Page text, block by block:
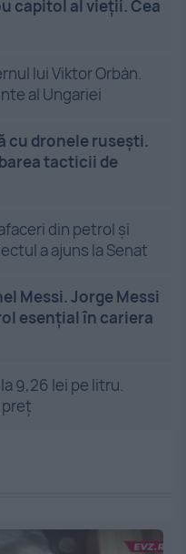
capitol al vieții. Cea
lui Viktor Orbán.
al Ungariei
cu dronele rusești.
tacticii de
din petrol și
a ajuns la Senat
Messi. Jorge Messi
esențial în cariera
9,26 lei pe litru.
preț